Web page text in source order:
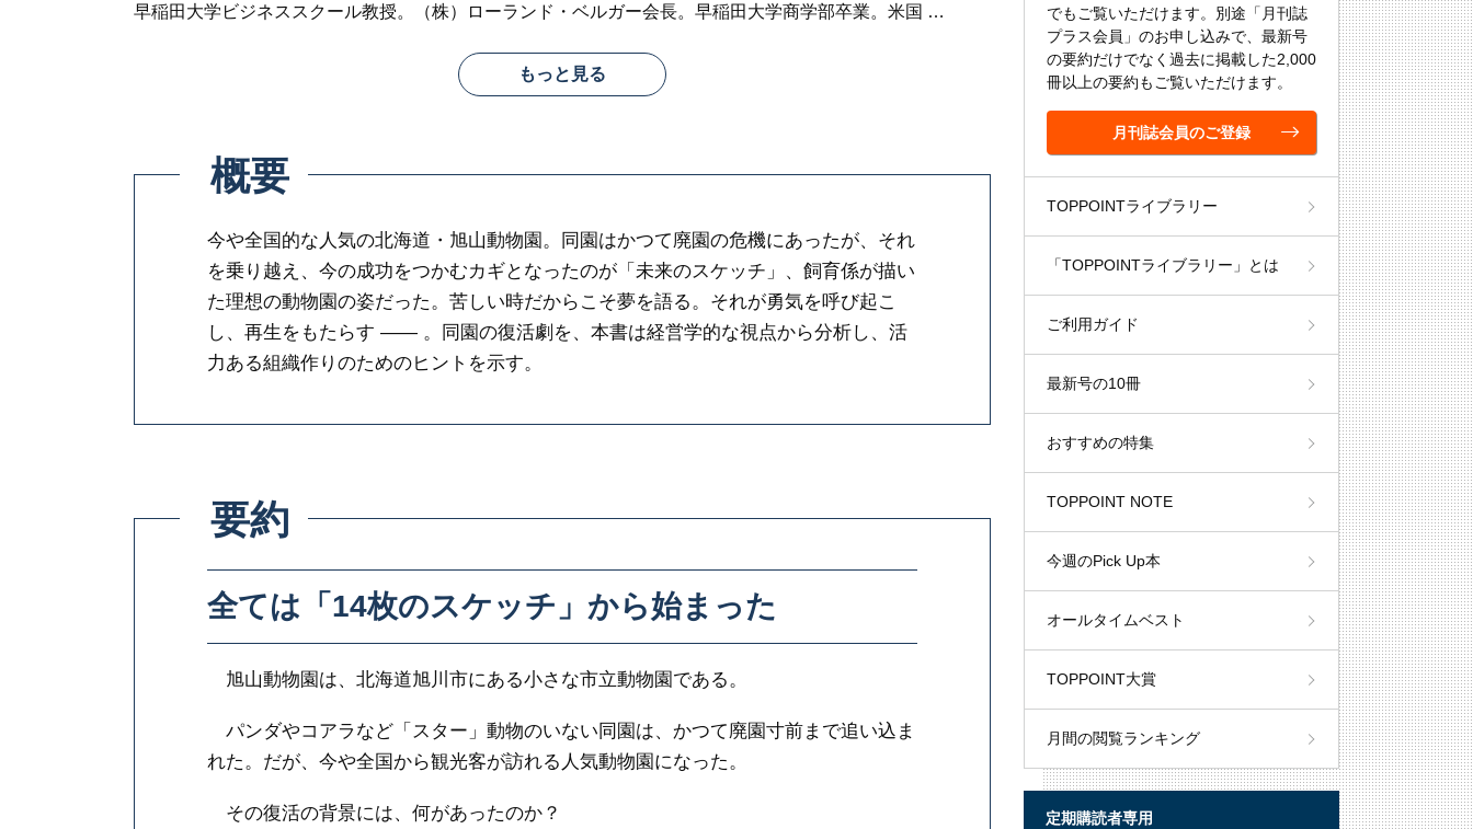
早稲田大学ビジネススクール教授。（株）ローランド・ベルガー会長。早稲田大学商学部卒業。米国 …
もっと見る
概要
今や全国的な人気の北海道・旭山動物園。同園はかつて廃園の危機にあったが、それ
を乗り越え、今の成功をつかむカギとなったのが「未来のスケッチ」、飼育係が描い
た理想の動物園の姿だった。苦しい時だからこそ夢を語る。それが勇気を呼び起こ
し、再生をもたらす ―― 。同園の復活劇を、本書は経営学的な視点から分析し、活
力ある組織作りのためのヒントを示す。
要約
全ては「14枚のスケッチ」から始まった
旭山動物園は、北海道旭川市にある小さな市立動物園である。
パンダやコアラなど「スター」動物のいない同園は、かつて廃園寸前まで追い込ま
れた。だが、今や全国から観光客が訪れる人気動物園になった。
その復活の背景には、何があったのか？
でもご覧いただけます。別途「月刊誌
プラス会員」のお申し込みで、最新号
の要約だけでなく過去に掲載した2,000
冊以上の要約もご覧いただけます。
月刊誌会員のご登録
TOPPOINTライブラリー
「TOPPOINTライブラリー」とは
ご利用ガイド
最新号の10冊
おすすめの特集
TOPPOINT NOTE
今週のPick Up本
オールタイムベスト
TOPPOINT大賞
月間の閲覧ランキング
定期購読者専用